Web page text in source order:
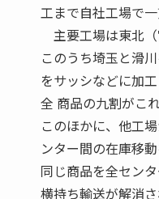
工まで自社工場で
主要工場は東北（
このうち埼玉と滑
をサッシなどに加工
全 商品の九割がこ
このほかに、他工
ンター間の在庫移
同じ商品を全セン
横持ち輸送が解消